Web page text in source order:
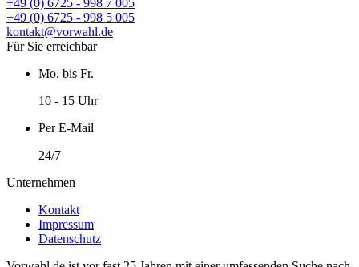
+49 (0) 6725 - 998 7 005
+49 (0) 6725 - 998 5 005
kontakt@vorwahl.de
Für Sie erreichbar
Mo. bis Fr.
10 - 15 Uhr
Per E-Mail
24/7
Unternehmen
Kontakt
Impressum
Datenschutz